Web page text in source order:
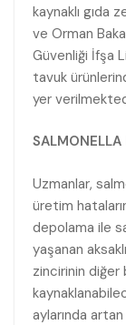
kaynaklı gıda
ve Orman
Güvenliği İfşa
tavuk
yer
Uzmanlar,
üretim
depolama ile
yaşanan
zincirinin diğer
aylarında